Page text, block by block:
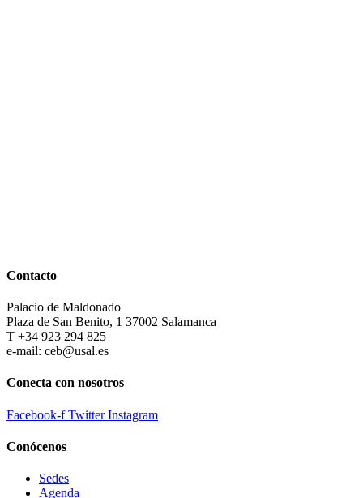
Contacto
Palacio de Maldonado
Plaza de San Benito, 1 37002 Salamanca
T +34 923 294 825
e-mail: ceb@usal.es
Conecta con nosotros
Facebook-f Twitter Instagram
Conócenos
Sedes
Agenda